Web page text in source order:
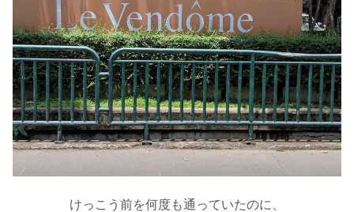
けっこう前を何度も通っていたのに、